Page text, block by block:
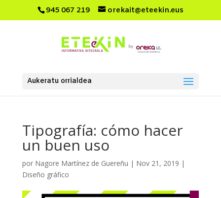
945 067 219 orekait@eteekin.eus
Aukeratu orrialdea
Tipografía: cómo hacer
un buen uso
por Nagore Martínez de Guereñu | Nov 21, 2019 |
Diseño gráfico